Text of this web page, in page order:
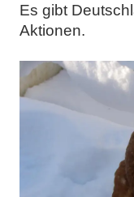
Es gibt
Aktionen.